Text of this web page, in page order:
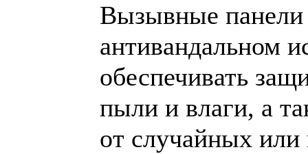
Вызывные панели
антивандальном
обеспечивать
пыли и влаги, а
от случайных